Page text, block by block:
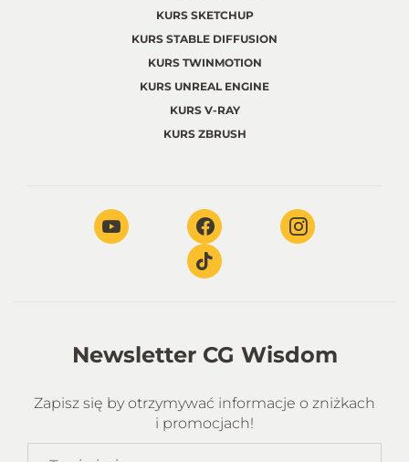
KURS SKETCHUP
KURS STABLE DIFFUSION
KURS TWINMOTION
KURS UNREAL ENGINE
KURS V-RAY
KURS ZBRUSH
Newsletter CG Wisdom
Zapisz się by otrzymywać informacje o zniżkach
i promocjach!